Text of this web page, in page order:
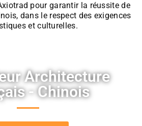
pour garantir la réussite de
dans le respect des exigences
et culturelles.
Architecture
- Chinois